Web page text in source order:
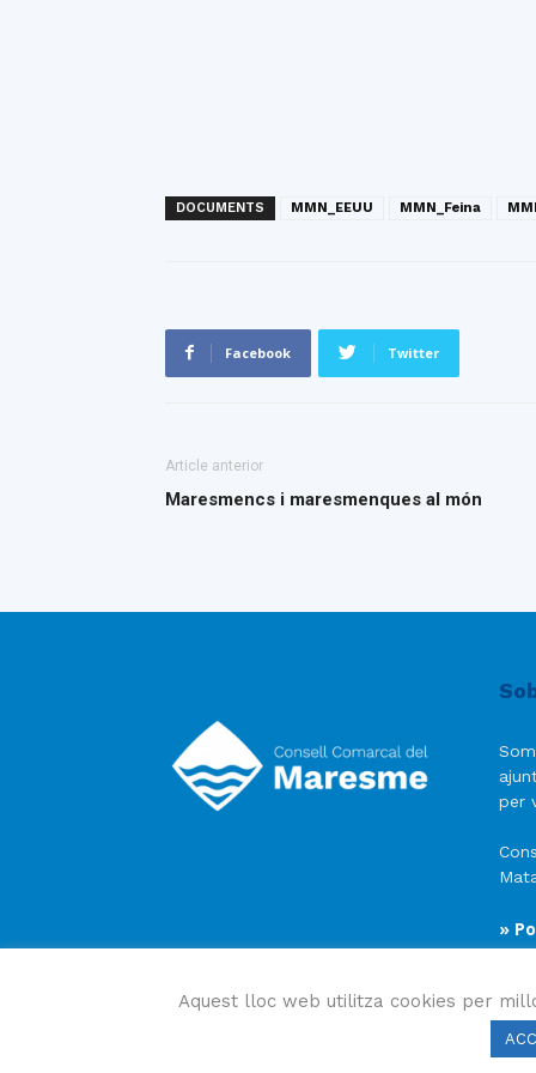
DOCUMENTS MMN_EEUU MMN_Feina
Facebook Twitter
Article anterior
Maresmencs i maresmenques al món
per
»
Aquest lloc web utilitza cookies per